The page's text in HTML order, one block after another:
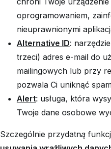
oprogramowaniem,
nieuprawnionymi
Alternative ID:
trzeci) adres e-mail do
mailingowych lub przy
pozwala Ci uniknąć
Alert: usługa, która
Twoje dane osobowe
Szczególnie przydatną